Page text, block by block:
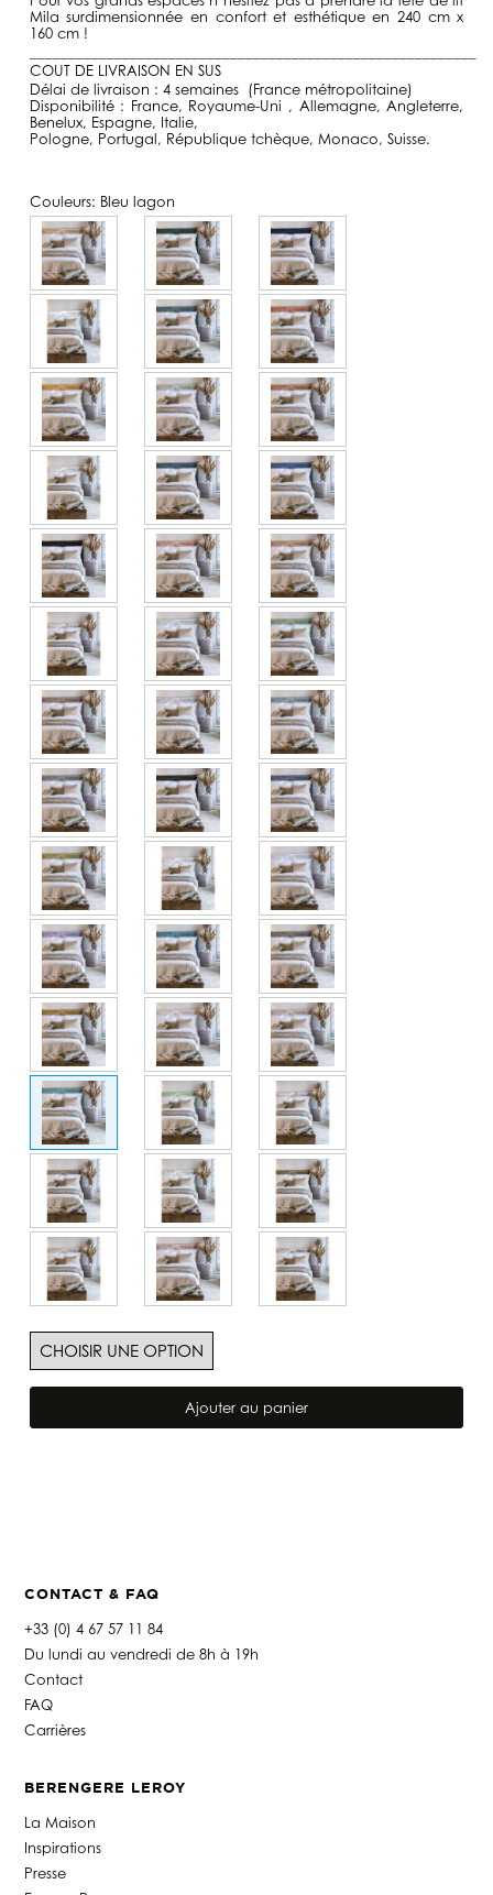
Mila surdimensionnée en confort et esthétique en 240 cm x
160 cm !
COUT DE LIVRAISON EN SUS
Délai de livraison : 4 semaines (France métropolitaine)
Disponibilité : France, Royaume-Uni , Allemagne, Angleterre,
Benelux, Espagne, Italie,
Pologne, Portugal, République tchèque, Monaco, Suisse.
Couleurs: Bleu lagon
quantité
Ajouter au panier
CONTACT & FAQ
+33 (0) 4 67 57 11 84
Du lundi au vendredi de 8h à 19h
Contact
FAQ
Carrières
BERENGERE LEROY
La Maison
Inspirations
Presse